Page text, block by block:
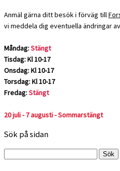
Anmäl gärna ditt besök i förväg till
vi meddela dig eventuella ändringar
Måndag:Stängt
Tisdag: Kl 10-17
Onsdag: Kl 10-17
Torsdag: Kl 10-17
Fredag:Stängt
20 juli - 7 augusti - Sommarstängt
Sök på sidan